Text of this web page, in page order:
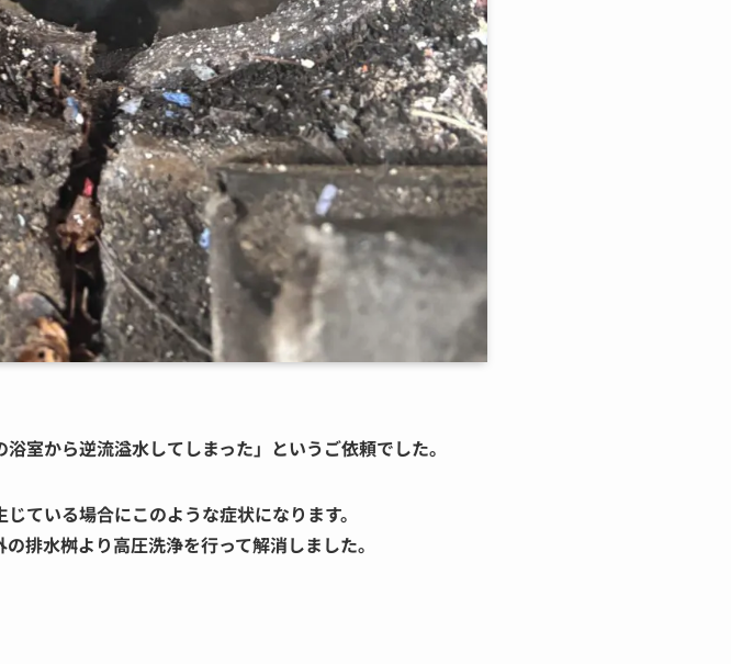
室から逆流溢水してしまった」というご依頼でした。
ている場合にこのような症状になります。
排水桝より高圧洗浄を行って解消しました。